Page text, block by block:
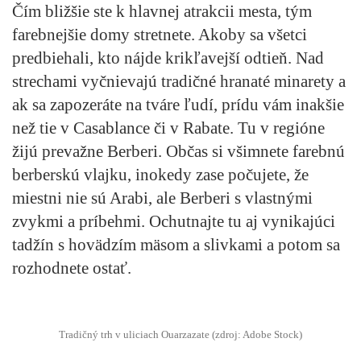
Čím bližšie ste k hlavnej atrakcii mesta, tým
farebnejšie domy stretnete. Akoby sa všetci
predbiehali, kto nájde krikľavejší odtieň. Nad
strechami vyčnievajú tradičné hranaté minarety a
ak sa zapozeráte na tváre ľudí, prídu vám inakšie
než tie v Casablance či v Rabate. Tu v regióne
žijú prevažne Berberi. Občas si všimnete farebnú
berberskú vlajku, inokedy zase počujete, že
miestni nie sú Arabi, ale Berberi s vlastnými
zvykmi a príbehmi. Ochutnajte tu aj vynikajúci
tadžín s hovädzím mäsom a slivkami a potom sa
rozhodnete ostať.
Tradičný trh v uliciach Ouarzazate (zdroj: Adobe Stock)